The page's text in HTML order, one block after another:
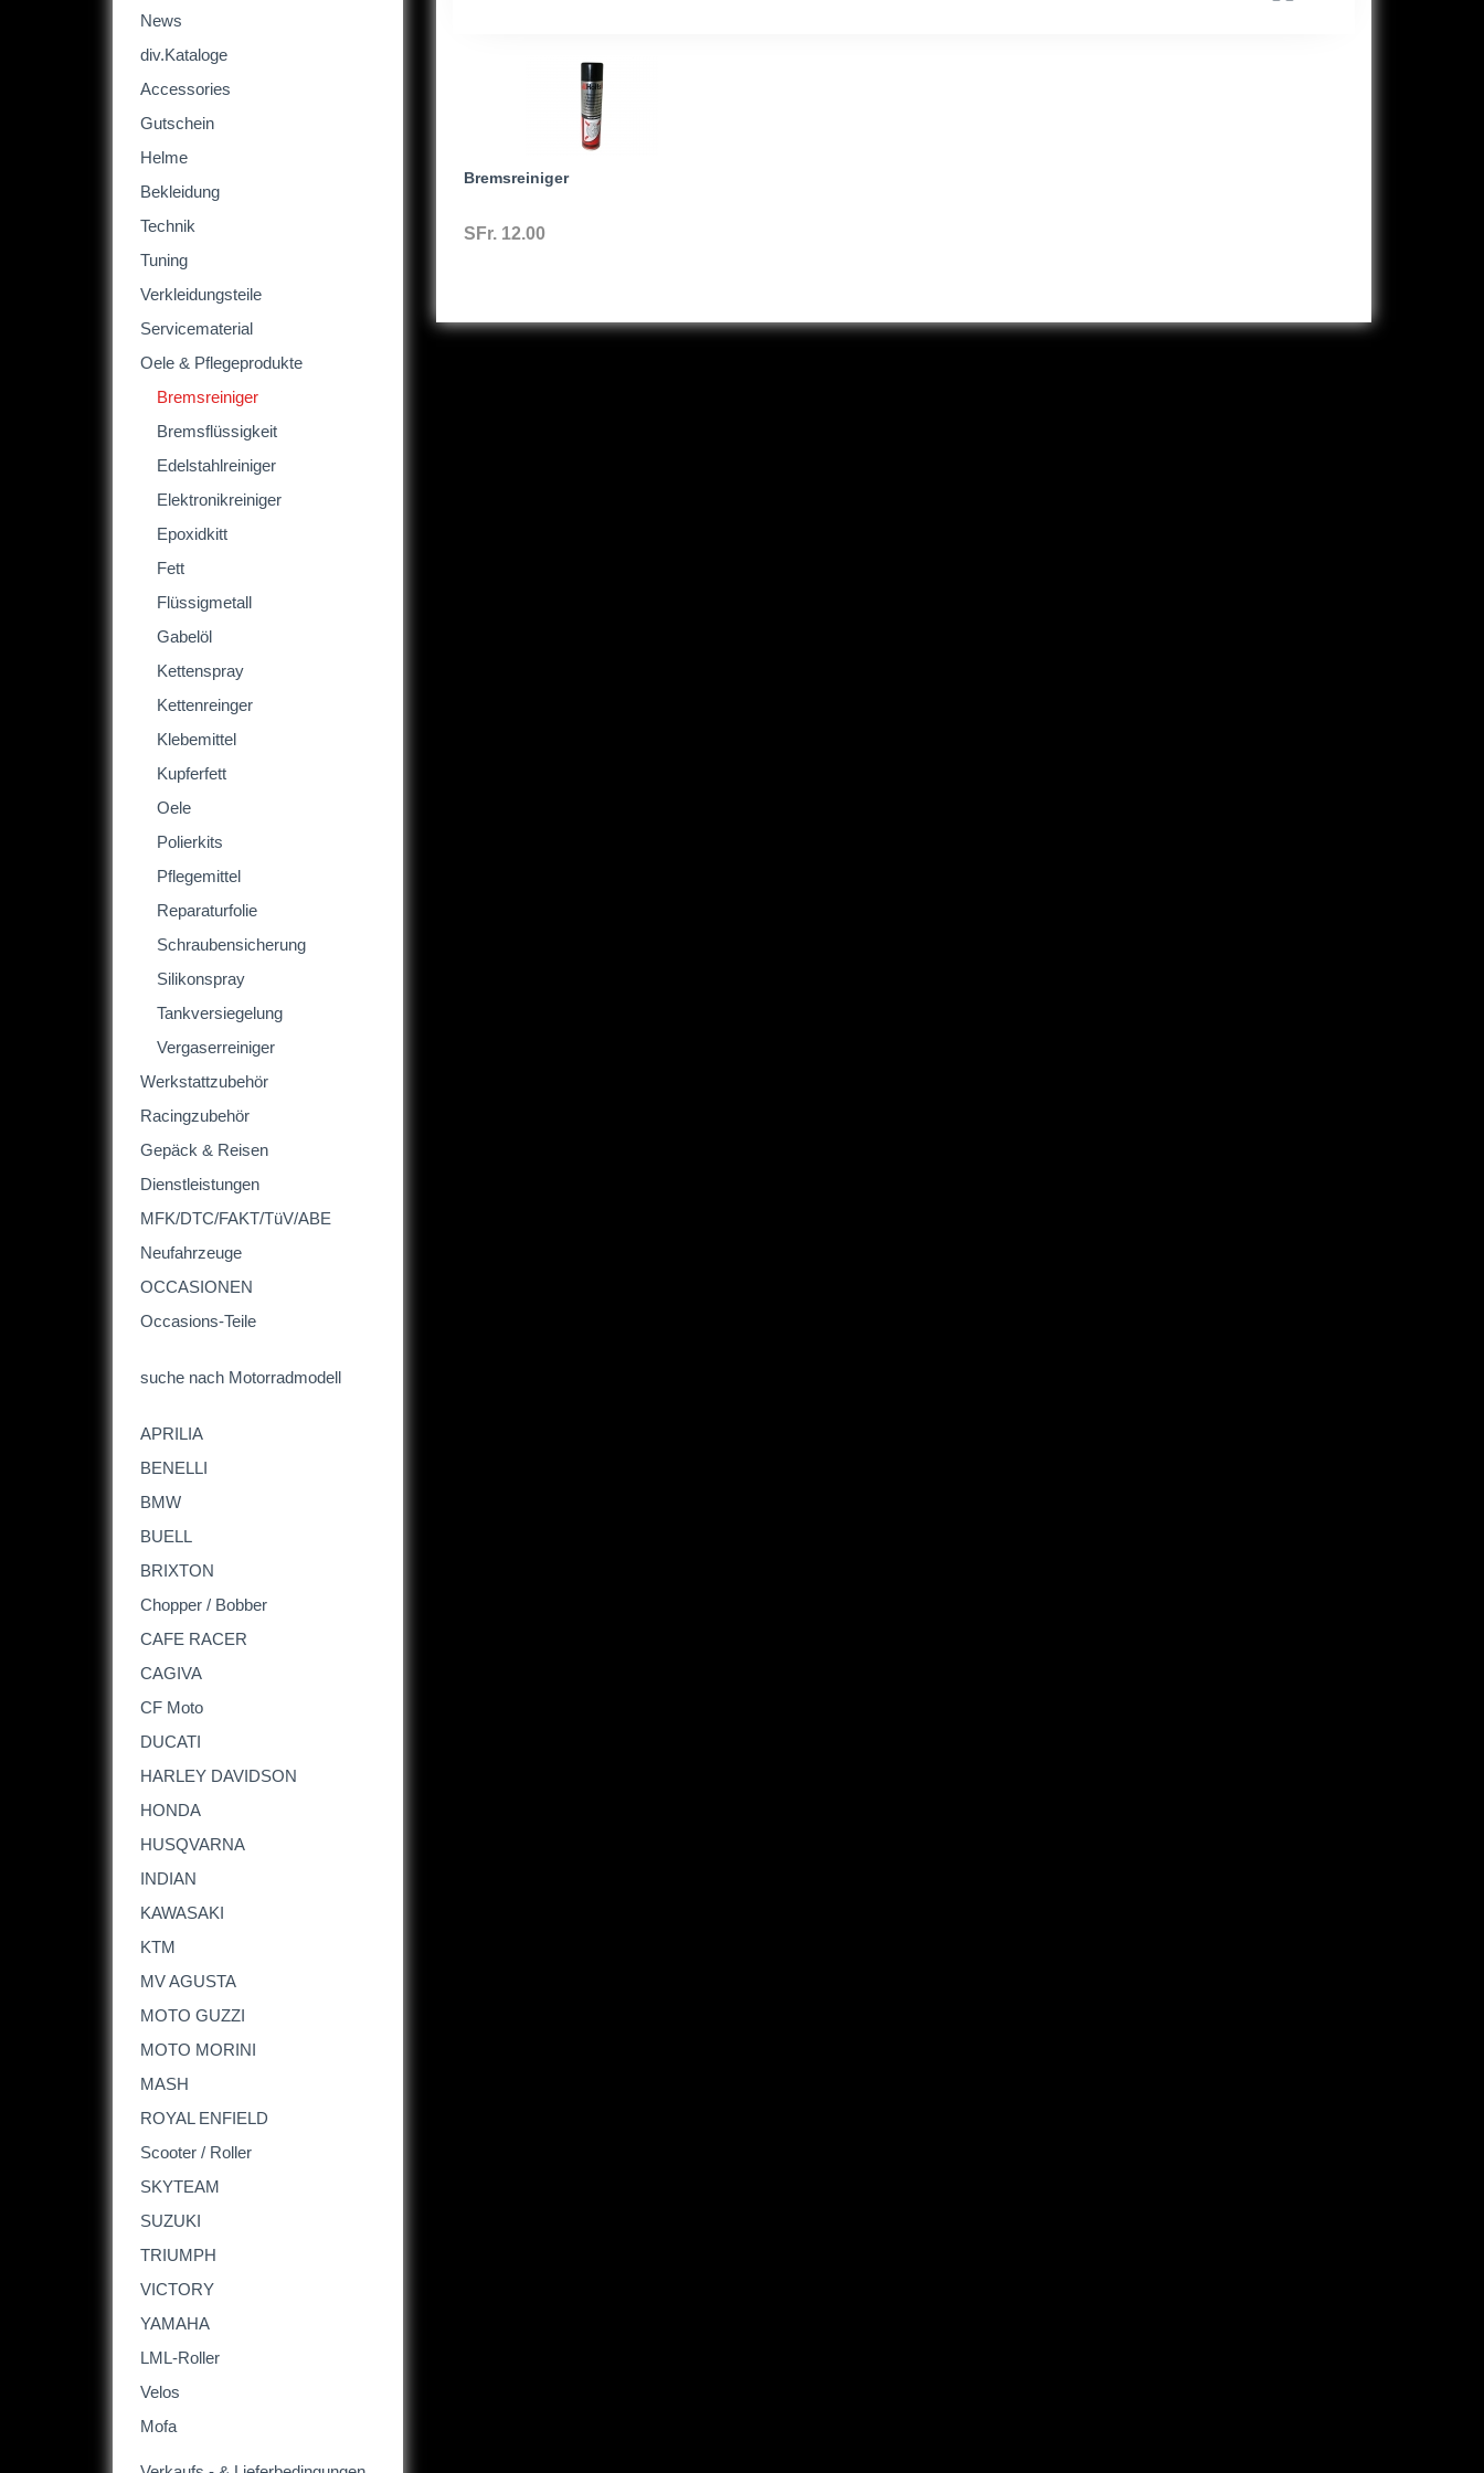
Bremsreiniger
SFr. 12.00
News
div.Kataloge
Accessories
Gutschein
Helme
Bekleidung
Technik
Tuning
Verkleidungsteile
Servicematerial
Oele & Pflegeprodukte
Bremsreiniger
Bremsflüssigkeit
Edelstahlreiniger
Elektronikreiniger
Epoxidkitt
Fett
Flüssigmetall
Gabelöl
Kettenspray
Kettenreinger
Klebemittel
Kupferfett
Oele
Polierkits
Pflegemittel
Reparaturfolie
Schraubensicherung
Silikonspray
Tankversiegelung
Vergaserreiniger
Werkstattzubehör
Racingzubehör
Gepäck & Reisen
Dienstleistungen
MFK/DTC/FAKT/TüV/ABE
Neufahrzeuge
OCCASIONEN
Occasions-Teile
suche nach Motorradmodell
APRILIA
BENELLI
BMW
BUELL
BRIXTON
Chopper / Bobber
CAFE RACER
CAGIVA
CF Moto
DUCATI
HARLEY DAVIDSON
HONDA
HUSQVARNA
INDIAN
KAWASAKI
KTM
MV AGUSTA
MOTO GUZZI
MOTO MORINI
MASH
ROYAL ENFIELD
Scooter / Roller
SKYTEAM
SUZUKI
TRIUMPH
VICTORY
YAMAHA
LML-Roller
Velos
Mofa